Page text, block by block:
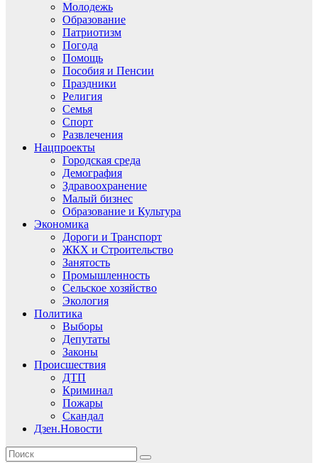
Молодежь
Образование
Патриотизм
Погода
Помощь
Пособия и Пенсии
Праздники
Религия
Семья
Спорт
Развлечения
Нацпроекты
Городская среда
Демография
Здравоохранение
Малый бизнес
Образование и Культура
Экономика
Дороги и Транспорт
ЖКХ и Строительство
Занятость
Промышленность
Сельское хозяйство
Экология
Политика
Выборы
Депутаты
Законы
Происшествия
ДТП
Криминал
Пожары
Скандал
Дзен.Новости